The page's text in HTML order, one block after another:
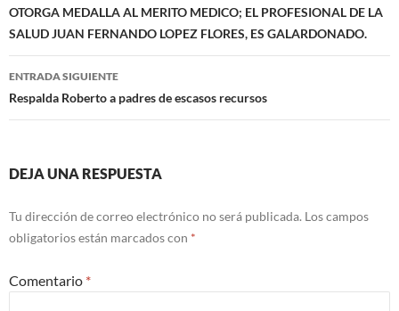
de
entradas
OTORGA MEDALLA AL MERITO MEDICO; EL PROFESIONAL DE LA
SALUD JUAN FERNANDO LOPEZ FLORES, ES GALARDONADO.
ENTRADA SIGUIENTE
Respalda Roberto a padres de escasos recursos
DEJA UNA RESPUESTA
Tu dirección de correo electrónico no será publicada. Los campos
obligatorios están marcados con *
Comentario *